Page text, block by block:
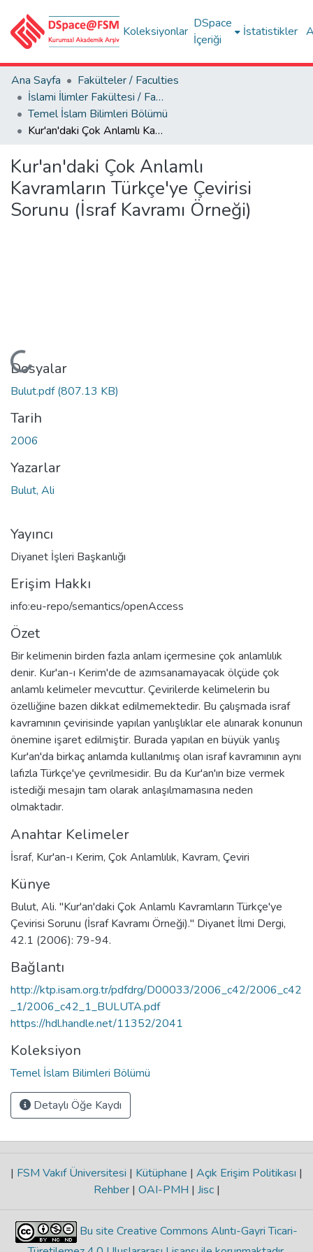
Koleksiyonlar
DSpace
İçeriği
İstatistikler
Ana Sayfa
Fakülteler / Faculties
İslami İlimler Fakültesi / Faculty of Islamic Sciences
Temel İslam Bilimleri Bölümü
Kur'an'daki Çok Anlamlı Kavramların Türkçe'ye Çevirisi Sorunu (İsraf Kavramı Örneği)
Kur'an'daki Çok Anlamlı
Kavramların Türkçe'ye Çevirisi
Sorunu (İsraf Kavramı Örneği)
Yükleniyor...
Dosyalar
Bulut.pdf(807.13 KB)
Tarih
2006
Yazarlar
Bulut, Ali
Yayıncı
Diyanet İşleri Başkanlığı
Erişim Hakkı
info:eu-repo/semantics/openAccess
Özet
Bir kelimenin birden fazla anlam içermesine çok anlamlılık
denir. Kur'an-ı Kerim'de de azımsanamayacak ölçüde çok
anlamlı kelimeler mevcuttur. Çevirilerde kelimelerin bu
özelliğine bazen dikkat edilmemektedir. Bu çalışmada israf
kavramının çevirisinde yapılan yanlışlıklar ele alınarak konunun
önemine işaret edilmiştir. Burada yapılan en büyük yanlış
Kur'an'da birkaç anlamda kullanılmış olan israf kavramının aynı
lafızla Türkçe'ye çevrilmesidir. Bu da Kur'an'ın bize vermek
istediği mesajın tam olarak anlaşılmamasına neden
olmaktadır.
Anahtar Kelimeler
İsraf, Kur'an-ı Kerim, Çok Anlamlılık, Kavram, Çeviri
Künye
Bulut, Ali. "Kur'an'daki Çok Anlamlı Kavramların Türkçe'ye
Çevirisi Sorunu (İsraf Kavramı Örneği)." Diyanet İlmi Dergi,
42.1 (2006): 79-94.
Bağlantı
http://ktp.isam.org.tr/pdfdrg/D00033/2006_c42/2006_c42
_1/2006_c42_1_BULUTA.pdf
https://hdl.handle.net/11352/2041
Koleksiyon
Temel İslam Bilimleri Bölümü
Detaylı Öğe Kaydı
| FSM Vakıf Üniversitesi | Kütüphane | Açık Erişim Politikası |
Rehber | OAI-PMH | Jisc |
Bu site Creative Commons Alıntı-Gayri Ticari-